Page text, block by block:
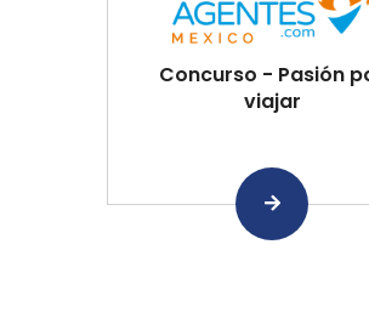
Concurso - Pasión
viajar